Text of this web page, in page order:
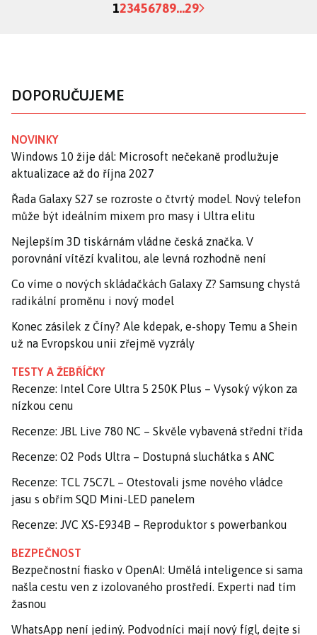
123456789...29
DOPORUČUJEME
NOVINKY
Windows 10 žije dál: Microsoft nečekaně prodlužuje
aktualizace až do října 2027
Řada Galaxy S27 se rozroste o čtvrtý model. Nový telefon
může být ideálním mixem pro masy i Ultra elitu
Nejlepším 3D tiskárnám vládne česká značka. V
porovnání vítězí kvalitou, ale levná rozhodně není
Co víme o nových skládačkách Galaxy Z? Samsung chystá
radikální proměnu i nový model
Konec zásilek z Číny? Ale kdepak, e-shopy Temu a Shein
už na Evropskou unii zřejmě vyzrály
TESTY A ŽEBŘÍČKY
Recenze: Intel Core Ultra 5 250K Plus – Vysoký výkon za
nízkou cenu
Recenze: JBL Live 780 NC – Skvěle vybavená střední třída
Recenze: O2 Pods Ultra – Dostupná sluchátka s ANC
Recenze: TCL 75C7L – Otestovali jsme nového vládce
jasu s obřím SQD Mini-LED panelem
Recenze: JVC XS-E934B – Reproduktor s powerbankou
BEZPEČNOST
Bezpečnostní fiasko v OpenAI: Umělá inteligence si sama
našla cestu ven z izolovaného prostředí. Experti nad tím
žasnou
WhatsApp není jediný. Podvodníci mají nový fígl, dejte si